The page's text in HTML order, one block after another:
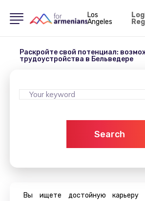
Los
Angeles
Раскройте свой потенциал:
трудоустройства в Бельведере
Search
Вы ищете достойную карьеру